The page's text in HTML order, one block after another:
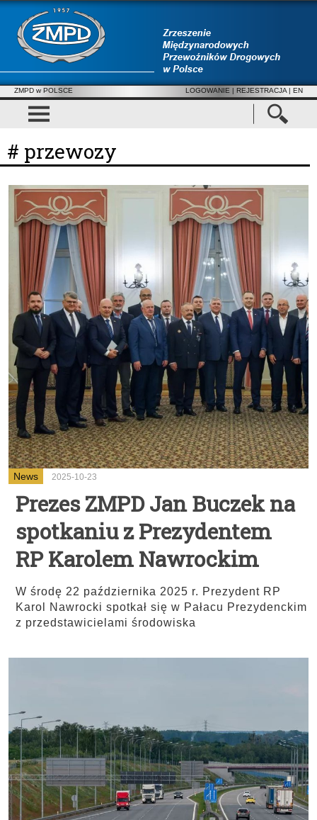
ZMPD w POLSCE LOGOWANIE | REJESTRACJA | EN
# przewozy
News 2025-10-23
Prezes ZMPD Jan Buczek na
spotkaniu z Prezydentem
RP Karolem Nawrockim
W środę 22 października 2025 r. Prezydent RP
Karol Nawrocki spotkał się w Pałacu Prezydenckim
z przedstawicielami środowiska